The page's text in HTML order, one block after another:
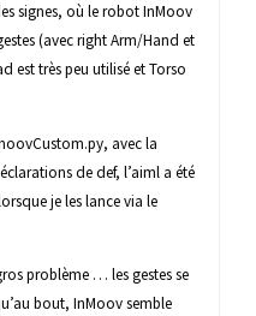
signes, où le robot InMoov
(avec right Arm/Hand et
est très peu utilisé et Torso
avec la
de def, l’aiml a été
je les lance via le
problème … les gestes se
bout, InMoov semble